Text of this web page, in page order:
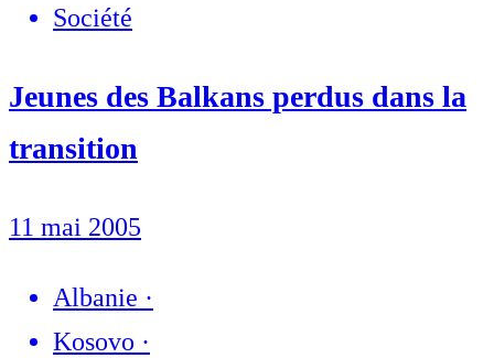
Société
Jeunes des Balkans perdus dans la
transition
11 mai 2005
Albanie ·
Kosovo ·